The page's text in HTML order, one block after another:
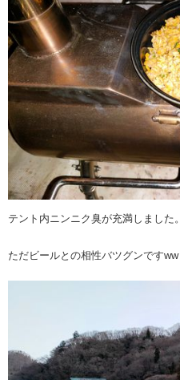
テント内ニンニク臭が充満しました。
ただビールとの相性バツグンですww